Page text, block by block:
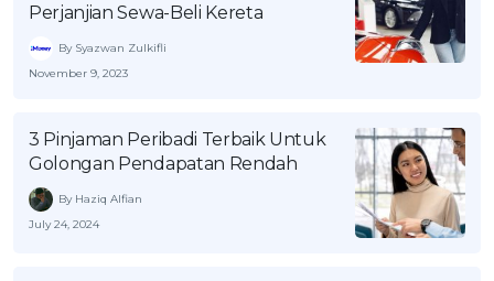
Perjanjian Sewa-Beli Kereta
By Syazwan Zulkifli
November 9, 2023
3 Pinjaman Peribadi Terbaik Untuk
Golongan Pendapatan Rendah
By Haziq Alfian
July 24, 2024